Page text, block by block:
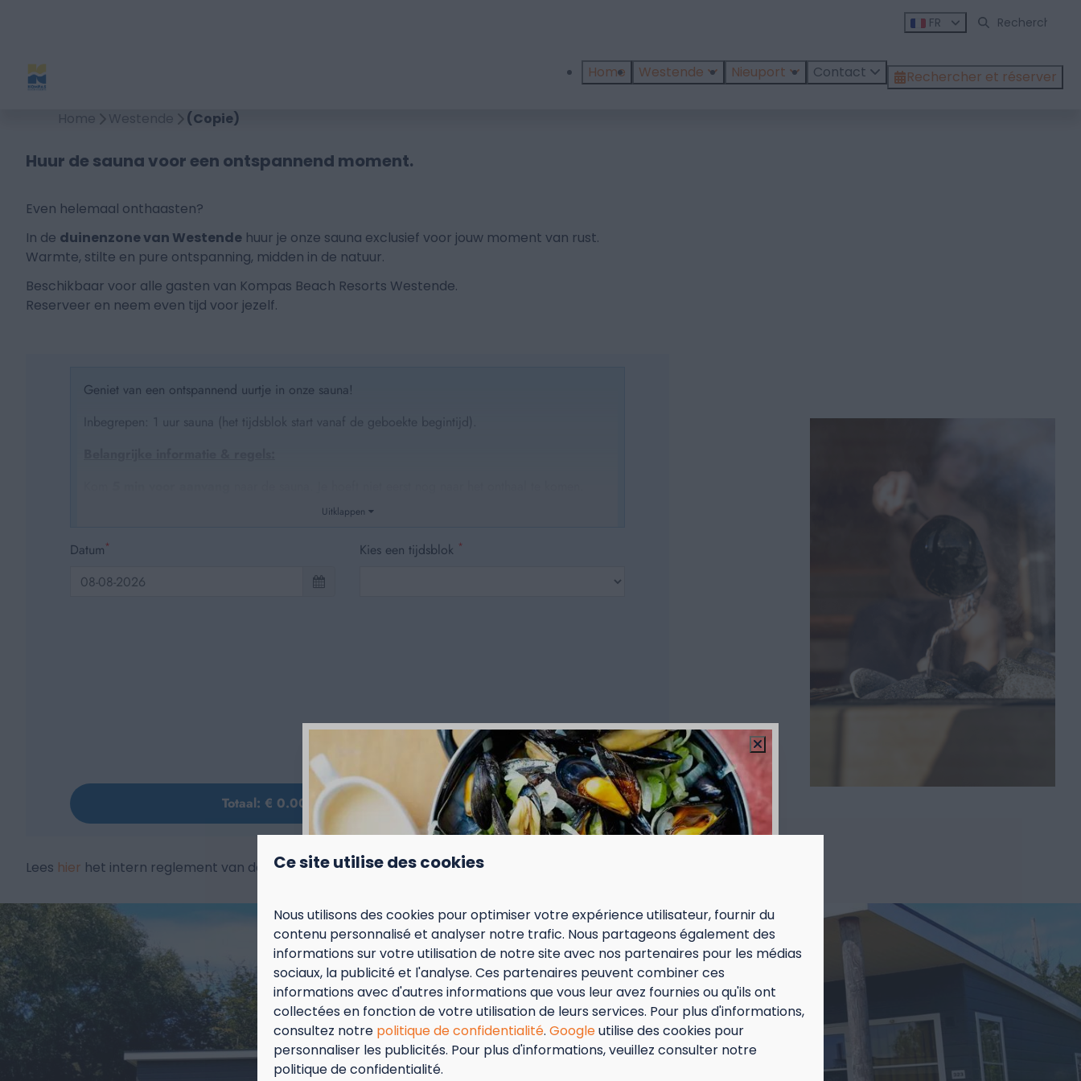
FR
Home Westende Nieuport Contact Rechercher et réserver
Home Westende (Copie)
Huur de sauna voor een ontspannend moment.
Even helemaal onthaasten?
In de duinenzone van Westende huur je onze sauna exclusief voor jouw moment van rust.
Warmte, stilte en pure ontspanning, midden in de natuur.
Beschikbaar voor alle gasten van Kompas Beach Resorts Westende.
Reserveer en neem even tijd voor jezelf.
Lees hier het intern reglement van de sauna na.
September = Mosselmaand!
Ce site utilise des cookies
Nous utilisons des cookies pour optimiser votre expérience utilisateur, fournir du
contenu personnalisé et analyser notre trafic. Nous partageons également des
informations sur votre utilisation de notre site avec nos partenaires pour les médias
sociaux, la publicité et l'analyse. Ces partenaires peuvent combiner ces
informations avec d'autres informations que vous leur avez fournies ou qu'ils ont
collectées en fonction de votre utilisation de leurs services. Pour plus d'informations,
consultez notre politique de confidentialité. Googleutilise des cookies pour
personnaliser les publicités. Pour plus d'informations, veuillez consulter notre
politique de confidentialité.